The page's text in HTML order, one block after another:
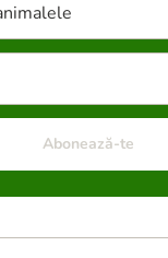
Abonează-te